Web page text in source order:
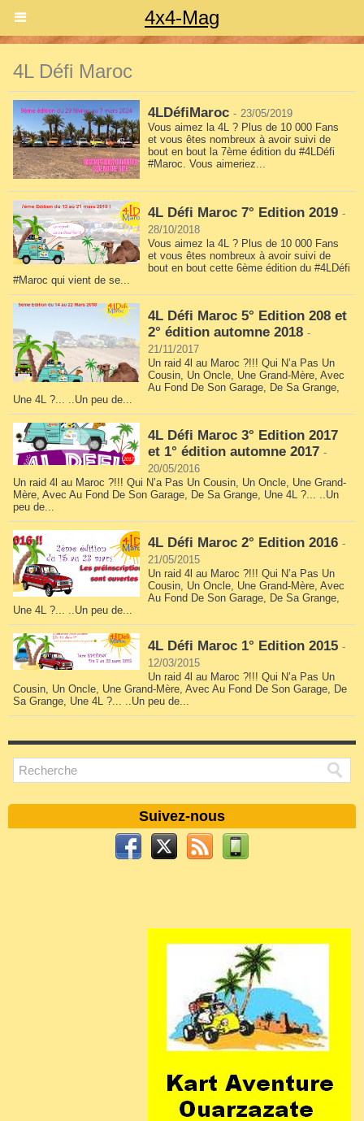
4x4-Mag
4L Défi Maroc
4LDéfiMaroc- 23/05/2019
Vous aimez la 4L ? Plus de 10 000 Fans
et vous êtes nombreux à avoir suivi de
bout en bout la 7ème édition du #4LDéfi
#Maroc. Vous aimeriez...
4L Défi Maroc 7° Edition 2019 -
28/10/2018
Vous aimez la 4L ? Plus de 10 000 Fans
et vous êtes nombreux à avoir suivi de
bout en bout cette 6ème édition du #4LDéfi
#Maroc qui vient de se...
4L Défi Maroc 5° Edition 208 et
2° édition automne 2018 -
21/11/2017
Un raid 4l au Maroc ?!!! Qui N’a Pas Un
Cousin, Un Oncle, Une Grand-Mère, Avec
Au Fond De Son Garage, De Sa Grange,
Une 4L ?... ..Un peu de...
4L Défi Maroc 3° Edition 2017
et 1° édition automne 2017 -
20/05/2016
Un raid 4l au Maroc ?!!! Qui N’a Pas Un Cousin, Un Oncle, Une Grand-
Mère, Avec Au Fond De Son Garage, De Sa Grange, Une 4L ?... ..Un
peu de...
4L Défi Maroc 2° Edition 2016 -
21/05/2015
Un raid 4l au Maroc ?!!! Qui N’a Pas Un
Cousin, Un Oncle, Une Grand-Mère, Avec
Au Fond De Son Garage, De Sa Grange,
Une 4L ?... ..Un peu de...
4L Défi Maroc 1° Edition 2015 -
12/03/2015
Un raid 4l au Maroc ?!!! Qui N’a Pas Un
Cousin, Un Oncle, Une Grand-Mère, Avec Au Fond De Son Garage, De
Sa Grange, Une 4L ?... ..Un peu de...
Suivez-nous